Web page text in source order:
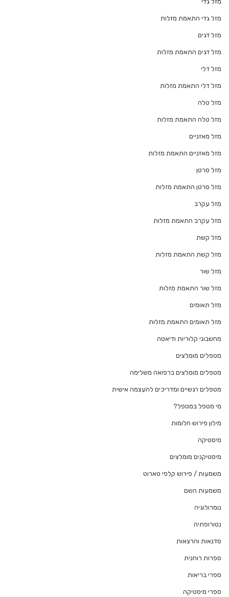
מזל גדי התאמת מזלות
מזל דגים
מזל דגים התאמת מזלות
מזל דלי
מזל דלי התאמת מזלות
מזל טלה
מזל טלה התאמת מזלות
מזל מאזניים
מזל מאזניים התאמת מזלות
מזל סרטן
מזל סרטן התאמת מזלות
מזל עקרב
מזל עקרב התאמת מזלות
מזל קשת
מזל קשת התאמת מזלות
מזל שור
מזל שור התאמת מזלות
מזל תאומים
מזל תאומים התאמת מזלות
מחשבוני קלוריות ודיאטה
מטפלים מומלצים
מטפלים מומלצים ברפואה משלימה
מטפלים רגשיים ומדריכים להעצמה אישית
מי מטפל במטפל?
מילון פירוש חלומות
מיסטיקה
מיסטיקנים מומלצים
משמעות / פירוש קלפי טארוט
משמעות השם
נומרולוגיה
נטורופתיה
סדנאות והרצאות
ספרות רוחנית
ספרי בריאות
ספרי מיסטיקה